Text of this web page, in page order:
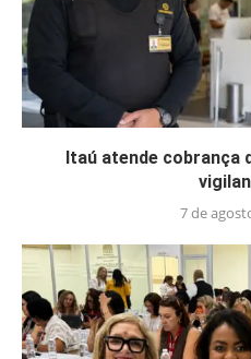
Itaú atende cobrança
7 de